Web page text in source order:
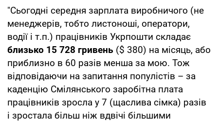
"Сьогодні середня зарплата виробничого (не
менеджерів, тобто листоноші, оператори,
водії і т.п.) працівників Укрпошти складає
близько 15 728 гривень ($ 380) на місяць, або
приблизно в 60 разів менша за мою. Тож
відповідаючи на запитання популістів – за
каденцію Смілянського заробітна плата
працівників зросла у 7 (щаслива сімка) разів
і зростала більш ніж вдвічі більшими